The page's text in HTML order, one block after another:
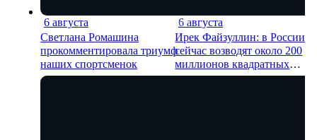
6 августа
11 мин
Светлана Ромашина
прокомментировала триумф
наших спортсменок
6 августа
Ирек Файзуллин: в России
сейчас возводят около 200
миллионов квадратных
метров жилья.